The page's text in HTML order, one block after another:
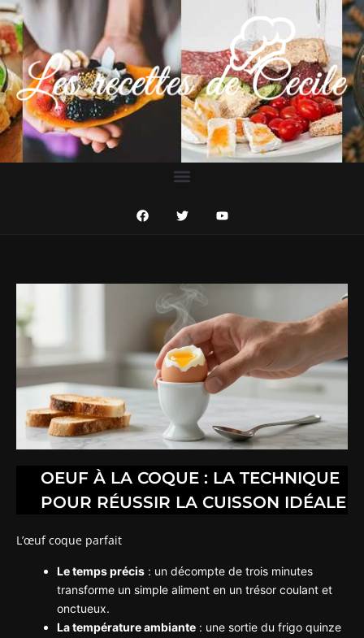
OEUF À LA COQUE : LA TECHNIQUE
POUR RÉUSSIR LA CUISSON IDÉALE
L’œuf coque parfait
Le temps précis : un décompte de trois minutes
transforme un simple aliment en un trésor coulant et
onctueux.
La température ambiante : une sortie du frigo quinze